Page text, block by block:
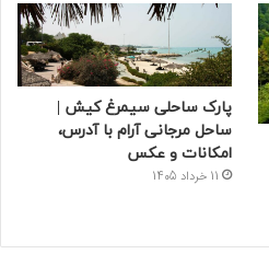
پارک ساحلی سیمرغ کیش |
ساحل مرجانی آرام با آدرس،
امکانات و عکس
11 خرداد 1405